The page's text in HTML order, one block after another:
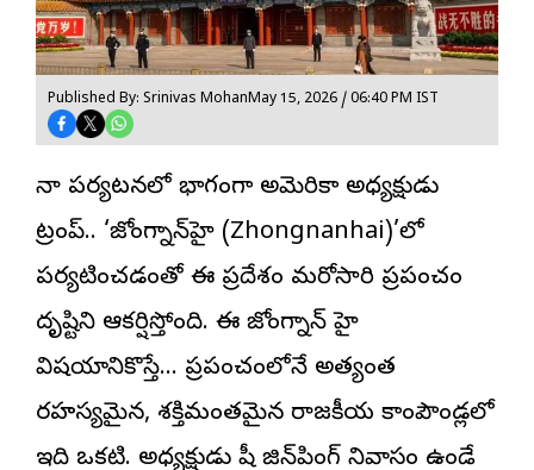
Published By: Srinivas MohanMay 15, 2026 / 06:40 PM IST
చైనా పర్యటనలో భాగంగా అమెరికా అధ్యక్షుడు
ట్రంప్.. ‘జోంగ్నాన్‌హై (Zhongnanhai)’లో
పర్యటించడంతో ఈ ప్రదేశం మరోసారి ప్రపంచం
దృష్టిని ఆకర్షిస్తోంది. ఈ జోంగ్నాన్ హై
విషయానికొస్తే… ప్రపంచంలోనే అత్యంత
రహస్యమైన, శక్తిమంతమైన రాజకీయ కాంపౌండ్లలో
ఇది ఒకటి. అధ్యక్షుడు షీ జిన్‌పింగ్‌ నివాసం ఉండే